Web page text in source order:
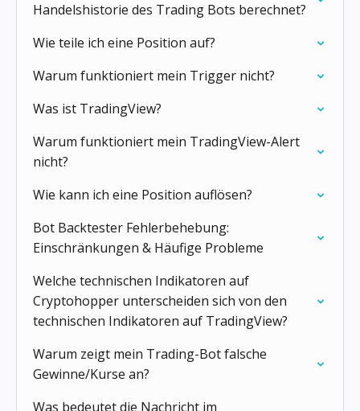
Handelshistorie des Trading Bots berechnet?
Wie teile ich eine Position auf?
Warum funktioniert mein Trigger nicht?
Was ist TradingView?
Warum funktioniert mein TradingView-Alert
nicht?
Wie kann ich eine Position auflösen?
Bot Backtester Fehlerbehebung:
Einschränkungen & Häufige Probleme
Welche technischen Indikatoren auf
Cryptohopper unterscheiden sich von den
technischen Indikatoren auf TradingView?
Warum zeigt mein Trading-Bot falsche
Gewinne/Kurse an?
Was bedeutet die Nachricht im